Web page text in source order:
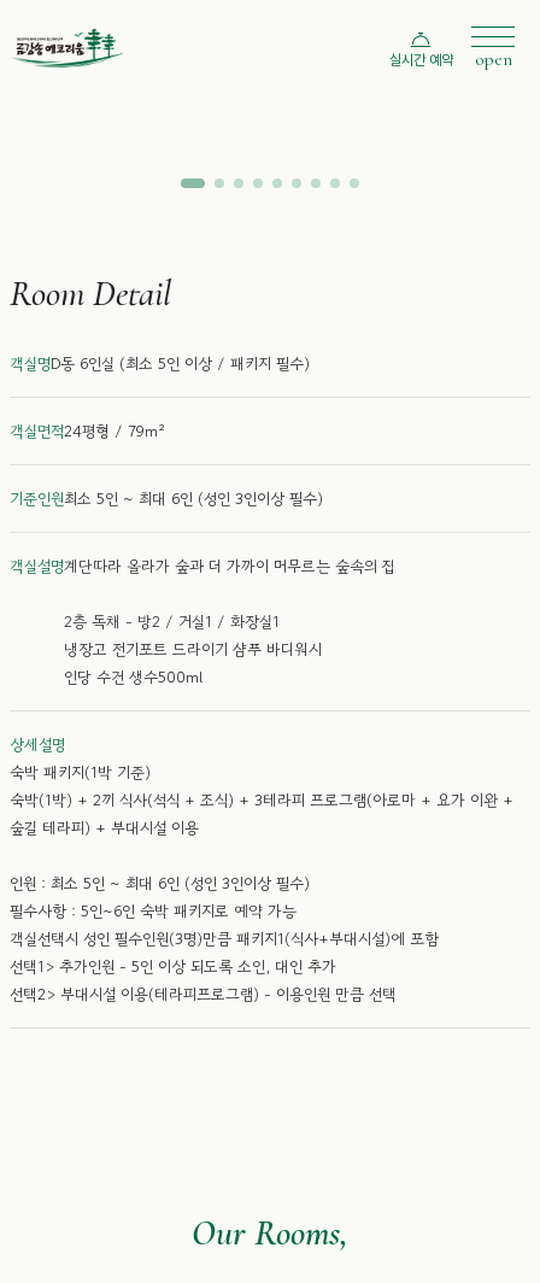
실시간 예약 open
D동 6인실 (최소 5인 이상 / 패키지
Room Detail
객실명D동 6인실 (최소 5인 이상 / 패키지 필수)
객실면적24평형 / 79m²
기준인원최소 5인 ~ 최대 6인 (성인 3인이상 필수)
객실설명계단따라 올라가 숲과 더 가까이 머무르는 숲속의 집
2층 독채 - 방2 / 거실1 / 화장실1
냉장고 전기포트 드라이기 샴푸 바디워시
인당 수건 생수500ml
상세설명
숙박 패키지(1박 기준)
숙박(1박) + 2끼 식사(석식 + 조식) + 3테라피 프로그램(아로마 + 요가 이완 +
숲길 테라피) + 부대시설 이용
인원 : 최소 5인 ~ 최대 6인 (성인 3인이상 필수)
필수사항 : 5인~6인 숙박 패키지로 예약 가능
객실선택시 성인 필수인원(3명)만큼 패키지1(식사+부대시설)에 포함
선택1> 추가인원 - 5인 이상 되도록 소인, 대인 추가
선택2> 부대시설 이용(테라피프로그램) - 이용인원 만큼 선택
Our Rooms,